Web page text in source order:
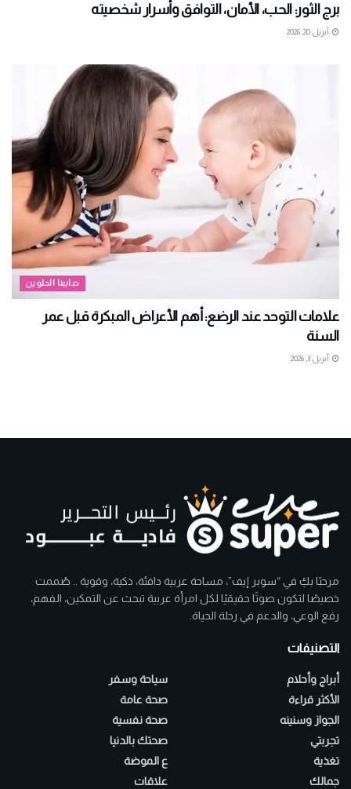
برج الثور: الحب، الأمان، التوافق وأسرار شخصيته
أبريل 20, 2026
حبايبنا الحلوين
علامات التوحد عند الرضع: أهم الأعراض المبكرة قبل عمر
السنة
أبريل 3, 2026
مرحبًا بكِ في “سوبر إيف”، مساحة عربية دافئة، ذكية، وقوية .. صُممت
خصيصًا لتكون صوتًا حقيقيًا لكل امرأة عربية تبحث عن التمكين، الفهم،
رفع الوعي، والدعم في رحلة الحياة.
التصنيفات
أبراج وأحلام
الأكثر قراءة
الجواز وسنينه
تجربتي
تغذية
جمالك
سياحة وسفر
صحة عامة
صحة نفسية
صحتك بالدنيا
ع الموضة
علاقات